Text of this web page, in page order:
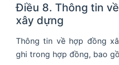
Điều 8. Thông tin
xây dựng
Thông tin về hợp đồng
ghi trong hợp đồng, bao